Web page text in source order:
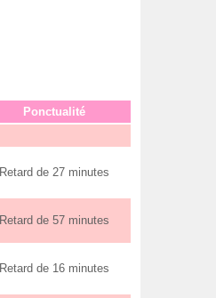
Ponctualité
Retard de 27 minutes
Retard de 57 minutes
Retard de 16 minutes